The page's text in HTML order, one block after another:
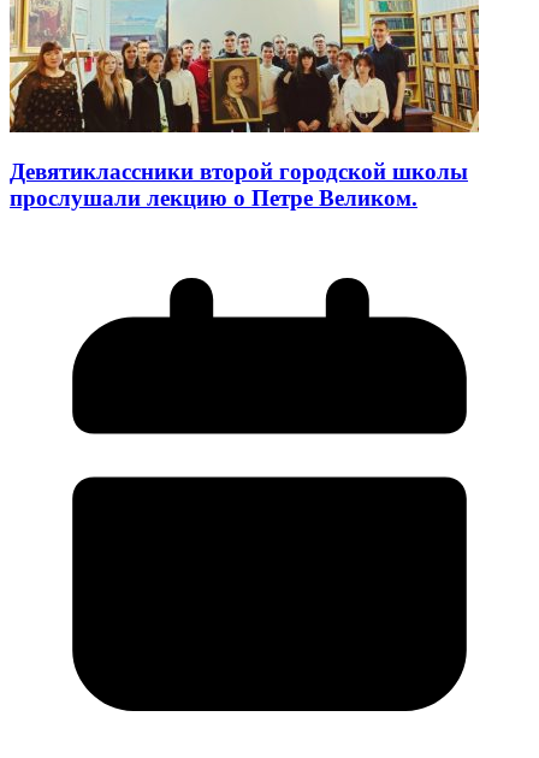
Девятиклассники второй городской школы
прослушали лекцию о Петре Великом.